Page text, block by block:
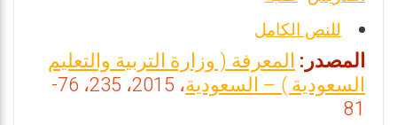
A
p
p
o
o
k
للنص الكامل
المصدر:المعرفة ( وزارة التربية والتعليم
السعودية ) – السعودية
، 2015، 235، 76-
81